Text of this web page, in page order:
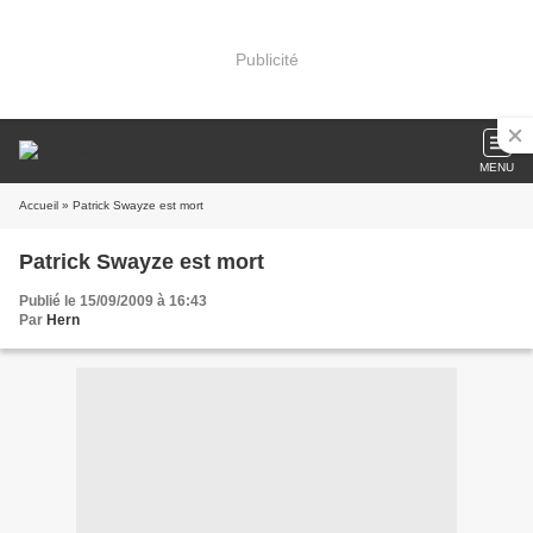
Publicité
MENU
Accueil » Patrick Swayze est mort
Patrick Swayze est mort
Publié le 15/09/2009 à 16:43
Par Hern